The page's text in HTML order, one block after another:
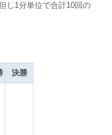
し1分単位で合計10回の
決勝